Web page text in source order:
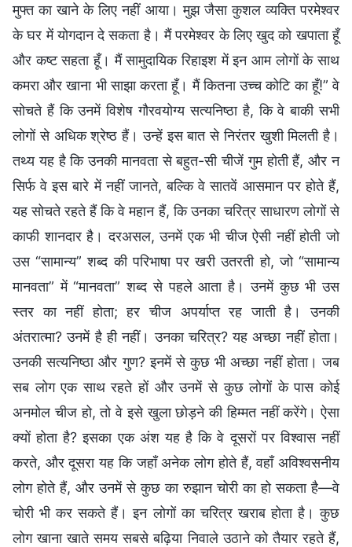
मुफ्त का खाने के लिए नहीं आया। मुझ जैसा कुशल व्यक्ति परमेश्वर
के घर में योगदान दे सकता है। मैं परमेश्वर के लिए खुद को खपाता हूँ
और कष्ट सहता हूँ। मैं सामुदायिक रिहाइश में इन आम लोगों के साथ
कमरा और खाना भी साझा करता हूँ। मैं कितना उच्च कोटि का हूँ!” वे
सोचते हैं कि उनमें विशेष गौरवयोग्य सत्यनिष्ठा है, कि वे बाकी सभी
लोगों से अधिक श्रेष्ठ हैं। उन्हें इस बात से निरंतर खुशी मिलती है।
तथ्य यह है कि उनकी मानवता से बहुत-सी चीजें गुम होती हैं, और न
सिर्फ वे इस बारे में नहीं जानते, बल्कि वे सातवें आसमान पर होते हैं,
यह सोचते रहते हैं कि वे महान हैं, कि उनका चरित्र साधारण लोगों से
काफी शानदार है। दरअसल, उनमें एक भी चीज ऐसी नहीं होती जो
उस “सामान्य” शब्द की परिभाषा पर खरी उतरती हो, जो “सामान्य
मानवता” में “मानवता” शब्द से पहले आता है। उनमें कुछ भी उस
स्तर का नहीं होता; हर चीज अपर्याप्त रह जाती है। उनकी
अंतरात्मा? उनमें है ही नहीं। उनका चरित्र? यह अच्छा नहीं होता।
उनकी सत्यनिष्ठा और गुण? इनमें से कुछ भी अच्छा नहीं होता। जब
सब लोग एक साथ रहते हों और उनमें से कुछ लोगों के पास कोई
अनमोल चीज हो, तो वे इसे खुला छोड़ने की हिम्मत नहीं करेंगे। ऐसा
क्यों होता है? इसका एक अंश यह है कि वे दूसरों पर विश्वास नहीं
करते, और दूसरा यह कि जहाँ अनेक लोग होते हैं, वहाँ अविश्वसनीय
लोग होते हैं, और उनमें से कुछ का रुझान चोरी का हो सकता है—वे
चोरी भी कर सकते हैं। इन लोगों का चरित्र खराब होता है। कुछ
लोग खाना खाते समय सबसे बढ़िया निवाले उठाने को तैयार रहते हैं,